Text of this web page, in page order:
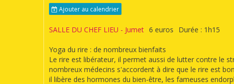
Ajouter au calendrier
SALLE DU CHEF LIEU - Jumet 6 euros Durée : 1h15
Yoga du rire : de nombreux bienfaits
Le rire est libérateur, il permet aussi de lutter contre le
nombreux médecins s'accordent à dire que le rire est
il libère des hormones du bien-être, les fameuses